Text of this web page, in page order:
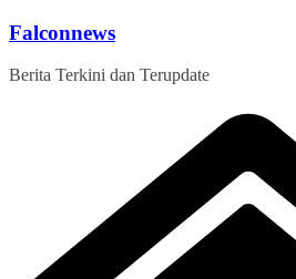
Skip
content
Falconnews
Berita Terkini dan Terupdate